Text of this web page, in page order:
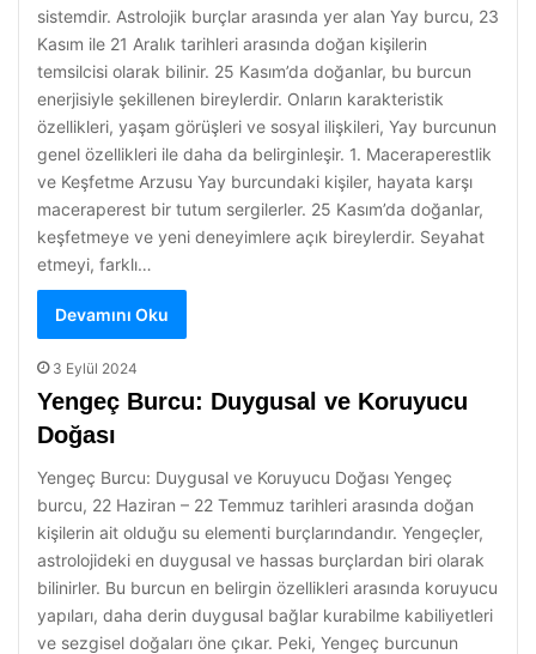
sistemdir. Astrolojik burçlar arasında yer alan Yay burcu, 23
Kasım ile 21 Aralık tarihleri arasında doğan kişilerin
temsilcisi olarak bilinir. 25 Kasım’da doğanlar, bu burcun
enerjisiyle şekillenen bireylerdir. Onların karakteristik
özellikleri, yaşam görüşleri ve sosyal ilişkileri, Yay burcunun
genel özellikleri ile daha da belirginleşir. 1. Maceraperestlik
ve Keşfetme Arzusu Yay burcundaki kişiler, hayata karşı
maceraperest bir tutum sergilerler. 25 Kasım’da doğanlar,
keşfetmeye ve yeni deneyimlere açık bireylerdir. Seyahat
etmeyi, farklı…
Devamını Oku
3 Eylül 2024
Yengeç Burcu: Duygusal ve Koruyucu
Doğası
Yengeç Burcu: Duygusal ve Koruyucu Doğası Yengeç
burcu, 22 Haziran – 22 Temmuz tarihleri arasında doğan
kişilerin ait olduğu su elementi burçlarındandır. Yengeçler,
astrolojideki en duygusal ve hassas burçlardan biri olarak
bilinirler. Bu burcun en belirgin özellikleri arasında koruyucu
yapıları, daha derin duygusal bağlar kurabilme kabiliyetleri
ve sezgisel doğaları öne çıkar. Peki, Yengeç burcunun